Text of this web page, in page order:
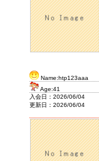
Name:htp123aaa
Age:41
入会日：2026/06/04
更新日：2026/06/04